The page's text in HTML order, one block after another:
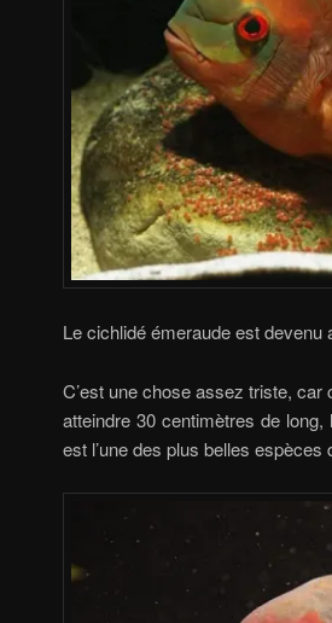
Le cichlidé émeraude est devenu
C’est une chose assez triste,
atteindre 30 centimètres de
est l’une des plus belles espèces